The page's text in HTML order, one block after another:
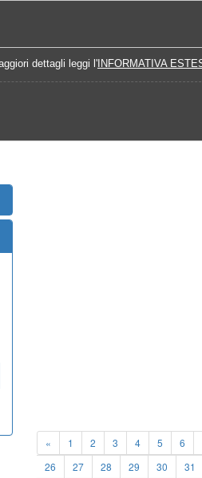
dettagli leggi l' INFORMATIVA
2017 Calendario
« 1 2 3 4 5 6
26
27 28 29 30 31